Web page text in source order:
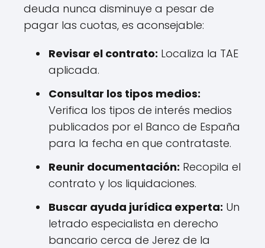
deuda nunca disminuye a pesar de
pagar las cuotas, es aconsejable:
Revisar el contrato: Localiza la TAE
aplicada.
Consultar los tipos medios:
Verifica los tipos de interés medios
publicados por el Banco de España
para la fecha en que contrataste.
Reunir documentación: Recopila el
contrato y los liquidaciones.
Buscar ayuda jurídica experta: Un
letrado especialista en derecho
bancario cerca de Jerez de la